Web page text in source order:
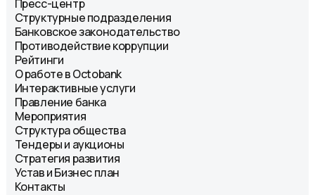
Пресс-центр
Структурные подразделения
Банковское законодательство
Противодействие коррупции
Рейтинги
О работе в Octobank
Интерактивные услуги
Правление банка
Мероприятия
Структура общества
Тендеры и аукционы
Стратегия развития
Устав и Бизнес план
Контакты